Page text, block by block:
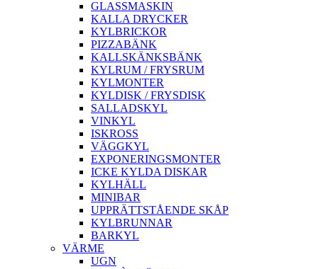
GLASSMASKIN
KALLA DRYCKER
KYLBRICKOR
PIZZABÄNK
KALLSKÄNKSBÄNK
KYLRUM / FRYSRUM
KYLMONTER
KYLDISK / FRYSDISK
SALLADSKYL
VINKYL
ISKROSS
VÄGGKYL
EXPONERINGSMONTER
ICKE KYLDA DISKAR
KYLHÄLL
MINIBAR
UPPRÄTTSTÅENDE SKÅP
KYLBRUNNAR
BARKYL
VÄRME
UGN